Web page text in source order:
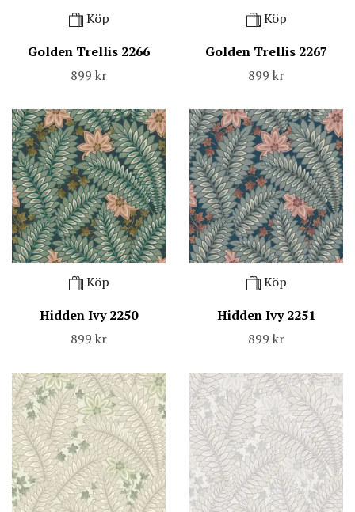
Köp
Golden Trellis 2266
899 kr
Köp
Golden Trellis 2267
899 kr
Köp
Hidden Ivy 2250
899 kr
Köp
Hidden Ivy 2251
899 kr